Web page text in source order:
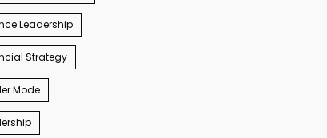
Leadership
Strategy
Mode